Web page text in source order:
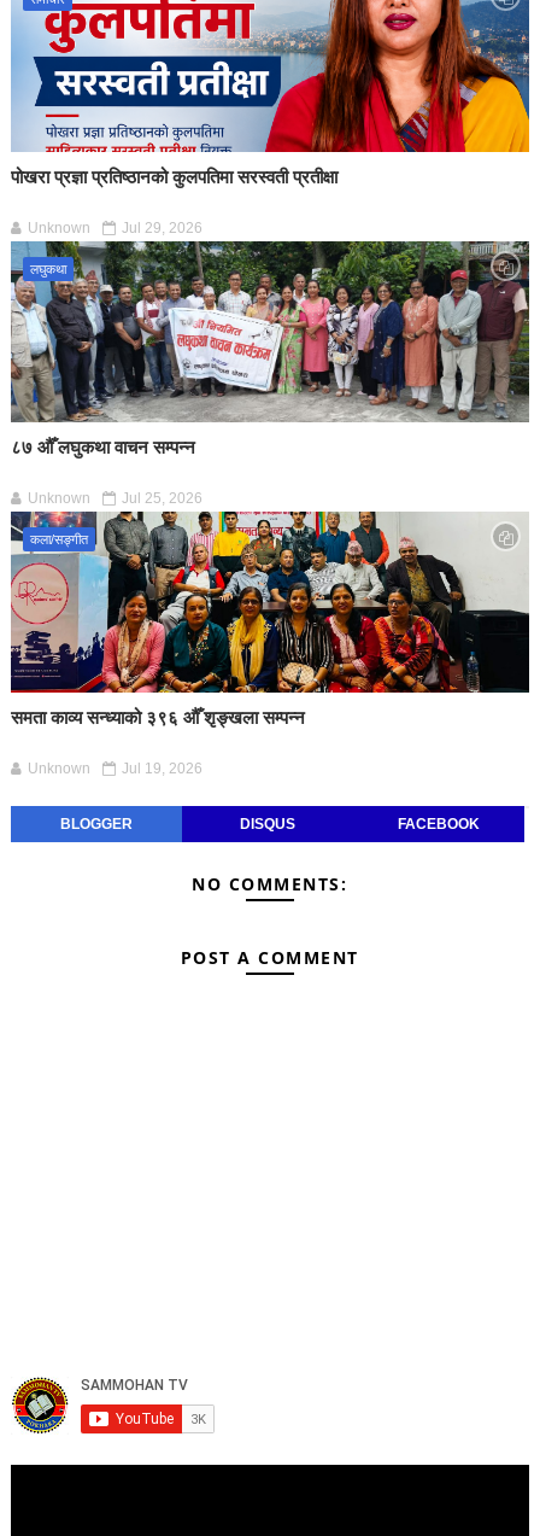
पोखरा प्रज्ञा प्रतिष्ठानको कुलपतिमा सरस्वती प्रतीक्षा
Unknown Jul 29, 2026
लघुकथा
८७ औँ लघुकथा वाचन सम्पन्न
Unknown Jul 25, 2026
कला/सङ्गीत
समता काव्य सन्ध्याको ३९६ औँ शृङ्खला सम्पन्न
Unknown Jul 19, 2026
BLOGGER DISQUS FACEBOOK
NO COMMENTS:
POST A COMMENT